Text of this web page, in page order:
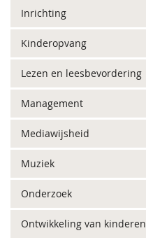
Inrichting
Kinderopvang
Lezen en leesbevordering
Management
Mediawijsheid
Muziek
Onderzoek
Ontwikkeling van kinderen